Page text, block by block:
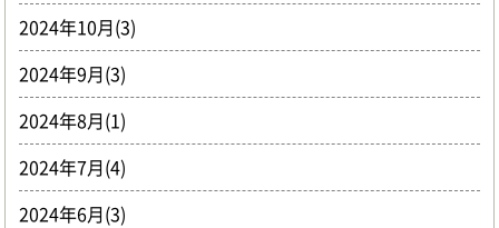
2024年10月(3)
2024年9月(3)
2024年8月(1)
2024年7月(4)
2024年6月(3)